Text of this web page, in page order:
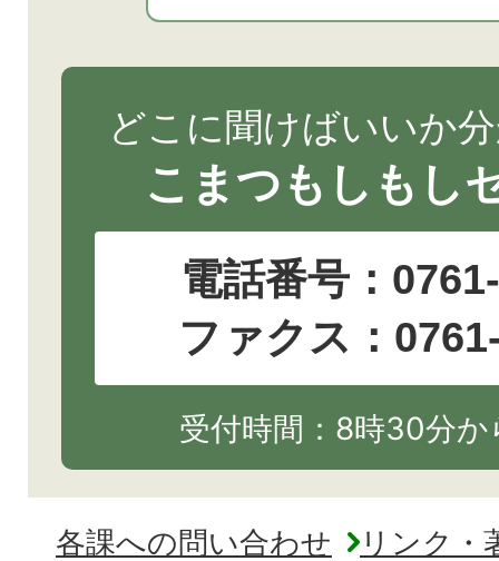
どこに聞けばいいか
こまつもしもし
電話番号：
ファクス：
受付時間：8時30分
各課への問い合わせ
リンク・